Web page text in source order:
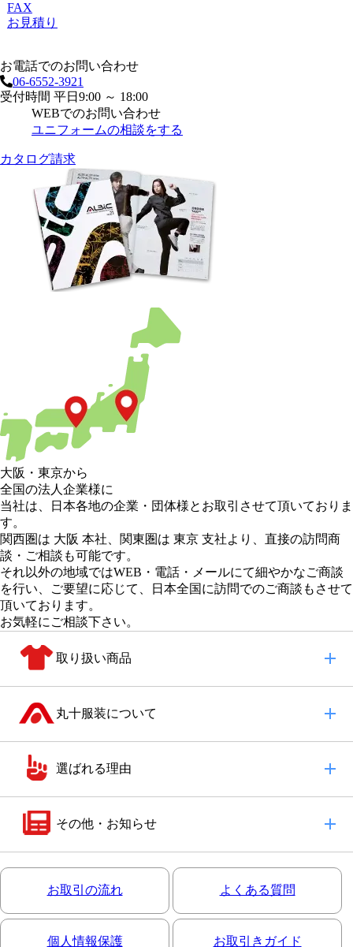
FAX
お見積り
お電話でのお問い合わせ
06-6552-3921
受付時間 平日9:00 ～ 18:00
WEBでのお問い合わせ
ユニフォームの相談をする
カタログ請求
大阪 ・ 東京から
全国の法人企業様に
当社は、日本各地の企業・団体様とお取引させて頂いておりま
す。
関西圏は 大阪 本社
関東圏は 東京 支社より、直接の訪問商
談・ご相談も可能です。
それ以外の地域ではWEB・電話・メールにて細やかなご商談
を行い、
ご要望に応じて、日本全国に訪問でのご商談もさせて
頂いております。
お気軽にご相談下さい。
取り扱い商品
丸十服装について
選ばれる理由
その他・お知らせ
お取引の流れ よくある質問
個人情報保護 お取引きガイド